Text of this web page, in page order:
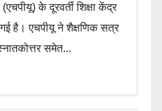
के दूरवर्ती शिक्षा केंद्र
है। एचपीयू ने शैक्षणिक सत्र
समेत...